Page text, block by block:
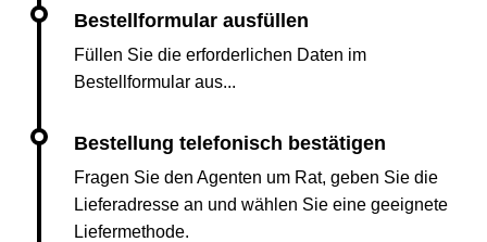
Füllen Sie die erforderlichen Daten im
Bestellformular aus...
Fragen Sie den Agenten um Rat, geben Sie die
Lieferadresse an und wählen Sie eine geeignete
Liefermethode.